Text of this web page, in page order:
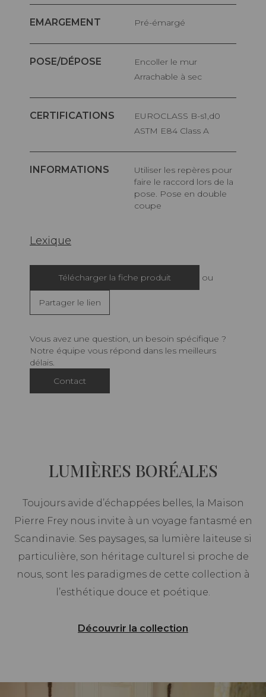
EMARGEMENT Pré-émargé
POSE/DÉPOSE
Encoller le mur
Arrachable à sec
CERTIFICATIONS
EUROCLASS B-s1,d0
ASTM E84 Class A
INFORMATIONS
Utiliser les repères pour
faire le raccord lors de la
pose. Pose en double
coupe
Lexique
Télécharger la fiche produit ou
Partager le lien
Vous avez une question, un besoin spécifique ?
Notre équipe vous répond dans les meilleurs
délais.
Contact
LUMIÈRES BORÉALES
Toujours avide d’échappées belles, la Maison
Pierre Frey nous invite à un voyage fantasmé en
Scandinavie. Ses paysages, sa lumière laiteuse si
particulière, son héritage culturel si proche de
nous, sont les paradigmes de cette collection à
l’esthétique douce et poétique.
Découvrir la collection